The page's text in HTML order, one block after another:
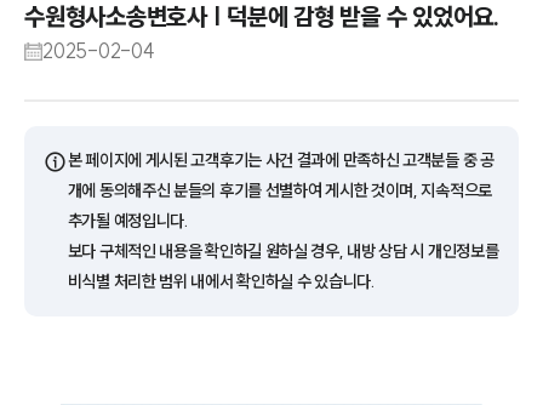
수원형사소송변호사 | 덕분에 감형 받을 수 있었어요.
2025-02-04
ⓘ본 페이지에 게시된 고객후기는 사건 결과에 만족하신 고객분들 중 공
개에 동의해주신 분들의 후기를 선별하여 게시한 것이며, 지속적으로
추가될 예정입니다.
보다 구체적인 내용을 확인하길 원하실 경우, 내방 상담 시 개인정보를
비식별 처리한 범위 내에서 확인하실 수 있습니다.